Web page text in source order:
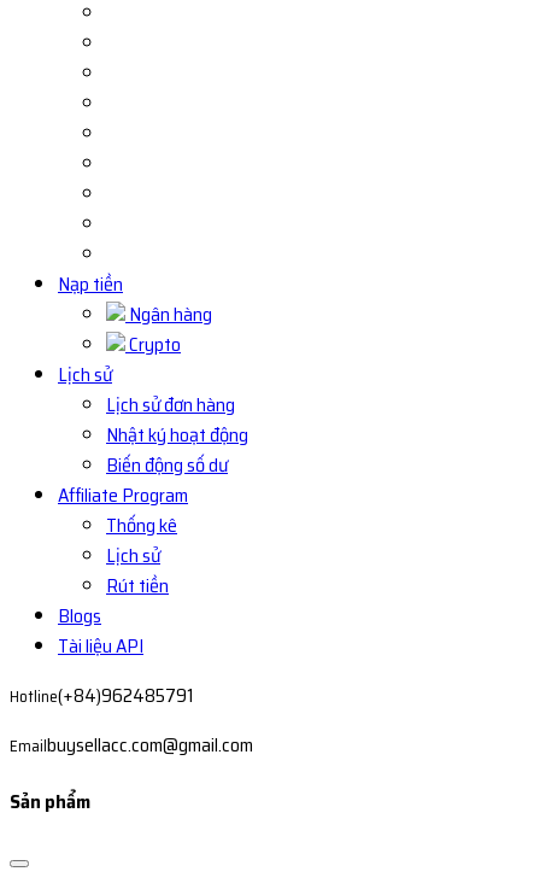
Nạp tiền
Ngân hàng
Crypto
Lịch sử
Lịch sử đơn hàng
Nhật ký hoạt động
Biến động số dư
Affiliate Program
Thống kê
Lịch sử
Rút tiền
Blogs
Tài liệu API
Hotline(+84)962485791
Emailbuysellacc.com@gmail.com
Sản phẩm